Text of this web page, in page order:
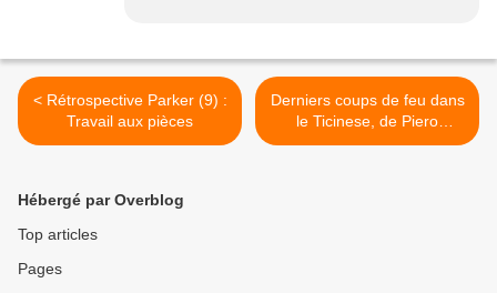
< Rétrospective Parker (9) :
Travail aux pièces
Derniers coups de feu dans
le Ticinese, de Piero
Colaprico >
Hébergé par Overblog
Top articles
Pages